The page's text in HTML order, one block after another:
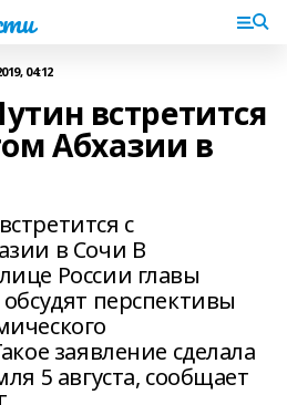
04:12
встретится
Абхазии в
с
в Сочи В
России главы
перспективы
заявление сделала
5 августа, сообщает